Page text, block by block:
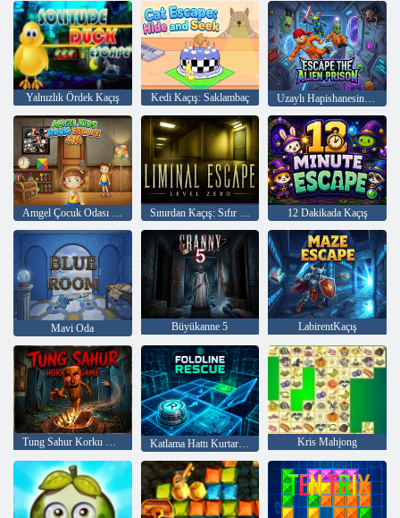
Yalnızlık Ördek Kaçış Kedi Kaçış: Saklambaç Uzaylı Hapishanesinden Kaçış
Amgel Çocuk Odası Kaçış 416 Sınırdan Kaçış: Sıfır Seviye 12 Dakikada Kaçış
Mavi Oda Büyükanne 5 LabirentKaçış
Tung Sahur Korku Oyunu Katlama Hattı Kurtarma Kris Mahjong